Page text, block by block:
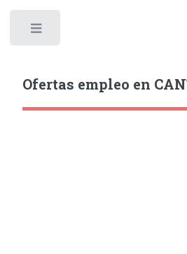
Ofertas empleo en